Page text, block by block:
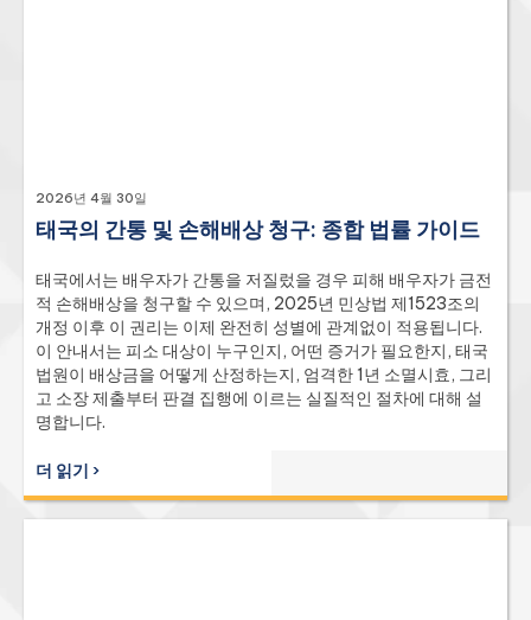
2026년 4월 30일
태국의 간통 및 손해배상 청구: 종합 법률 가이드
태국에서는 배우자가 간통을 저질렀을 경우 피해 배우자가 금전
적 손해배상을 청구할 수 있으며, 2025년 민상법 제1523조의
개정 이후 이 권리는 이제 완전히 성별에 관계없이 적용됩니다.
이 안내서는 피소 대상이 누구인지, 어떤 증거가 필요한지, 태국
법원이 배상금을 어떻게 산정하는지, 엄격한 1년 소멸시효, 그리
고 소장 제출부터 판결 집행에 이르는 실질적인 절차에 대해 설
명합니다.
더 읽기 ›